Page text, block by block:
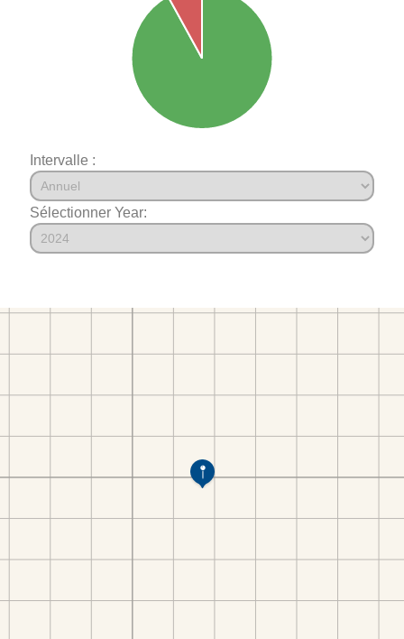
Intervalle :
Sélectionner Year: